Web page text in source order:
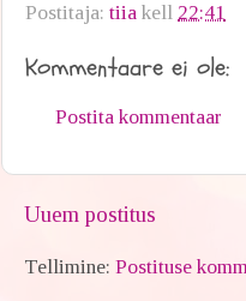
Postitaja:tiia kell 22:41
Kommentaare ei ole:
Postita kommentaar
Uuem postitus
Tellimine:Postituse